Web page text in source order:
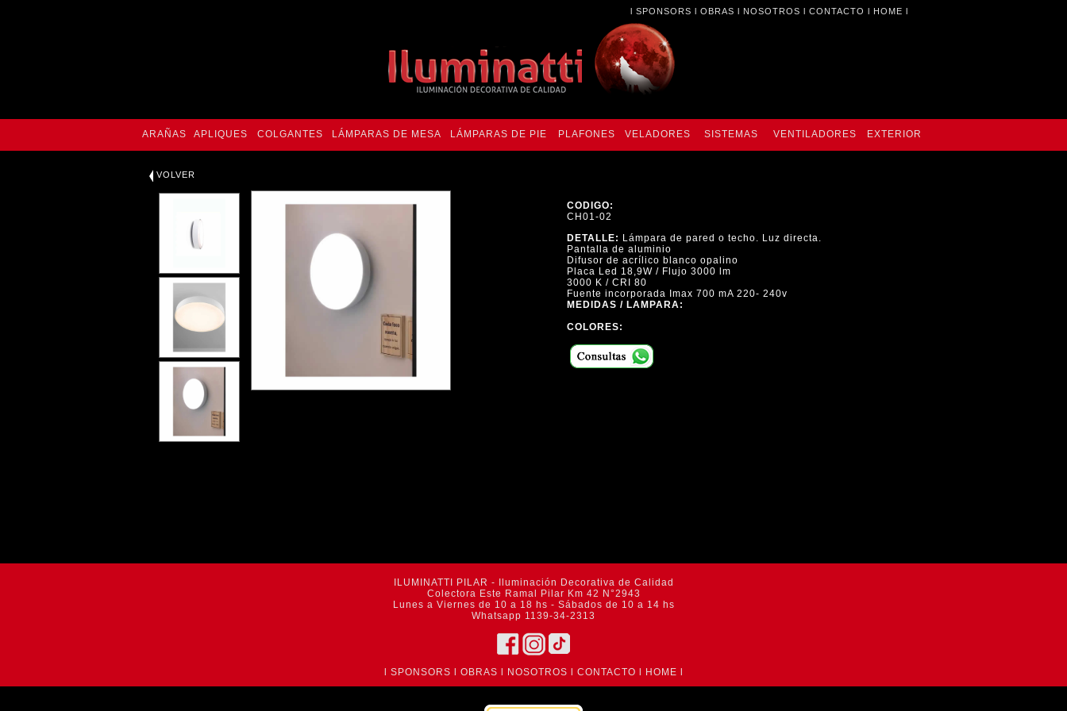
l SPONSORS l OBRAS l NOSOTROS l CONTACTO l HOME l
ARAÑAS APLIQUES COLGANTES LÁMPARAS DE MESA LÁMPARAS DE PIE PLAFONES VELADORES SISTEMAS VENTILADORES EXTERIOR
VOLVER
CODIGO:
CH01-02
DETALLE: Lámpara de pared o techo. Luz directa.
Pantalla de aluminio
Difusor de acrílico blanco opalino
Placa Led 18,9W / Flujo 3000 lm
3000 K / CRI 80
Fuente incorporada Imax 700 mA 220- 240v
MEDIDAS / LAMPARA:
COLORES:
ILUMINATTI PILAR - Iluminación Decorativa de Calidad
Colectora Este Ramal Pilar Km 42 N°2943
Lunes a Viernes de 10 a 18 hs - Sábados de 10 a 14 hs
Whatsapp 1139-34-2313
SPONSORS OBRAS NOSOTROS CONTACTO HOME